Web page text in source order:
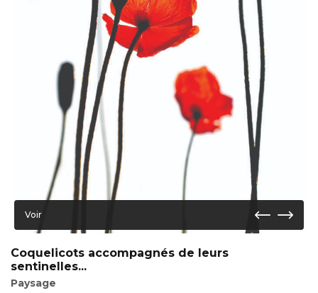
Voir
Coquelicots accompagnés de leurs
sentinelles...
Paysage